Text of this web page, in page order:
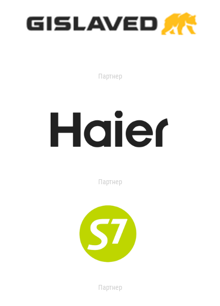
Партнер
Партнер
Партнер